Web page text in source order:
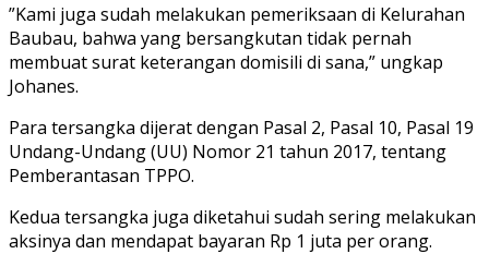
”Kami juga sudah melakukan pemeriksaan di Kelurahan
Baubau, bahwa yang bersangkutan tidak pernah
membuat surat keterangan domisili di sana,” ungkap
Johanes.
Para tersangka dijerat dengan Pasal 2, Pasal 10, Pasal 19
Undang-Undang (UU) Nomor 21 tahun 2017, tentang
Pemberantasan TPPO.
Kedua tersangka juga diketahui sudah sering melakukan
aksinya dan mendapat bayaran Rp 1 juta per orang.